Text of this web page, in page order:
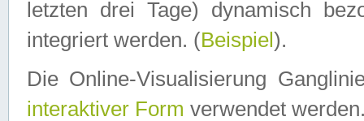
letzten drei Tage) dynamisch
integriert werden. (Beispiel ).
Die Online-Visualisierung
interaktiver Form verwendet